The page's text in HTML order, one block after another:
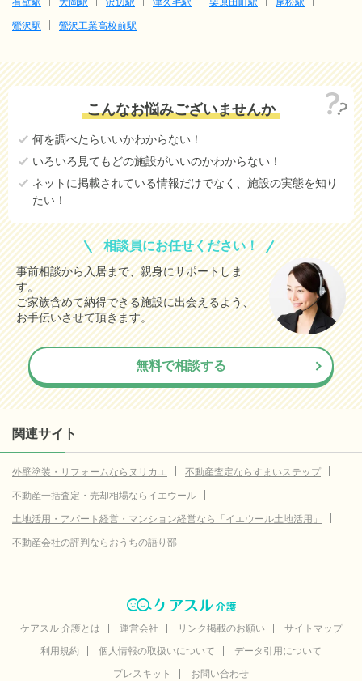
鶯沢駅
鶯沢工業高校前駅
こんなお悩みございませんか
何を調べたらいいかわからない！
いろいろ見てもどの施設がいいのかわからない！
ネットに掲載されている情報だけでなく、施設の実態を知り
たい！
相談員にお任せください！
事前相談から入居まで、親身にサポートしま
す。
ご家族含めて納得できる施設に出会えるよう、
お手伝いさせて頂きます。
無料で相談する
関連サイト
外壁塗装・リフォームならヌリカエ
不動産査定ならすまいステップ
不動産一括査定・売却相場ならイエウール
土地活用・アパート経営・マンション経営なら「イエウール土地活用」
不動産会社の評判ならおうちの語り部
ケアスル 介護とは 運営会社 リンク掲載のお願い
サイトマップ
利用規約
個人情報の取扱いについて
データ引用について
プレスキット
お問い合わせ